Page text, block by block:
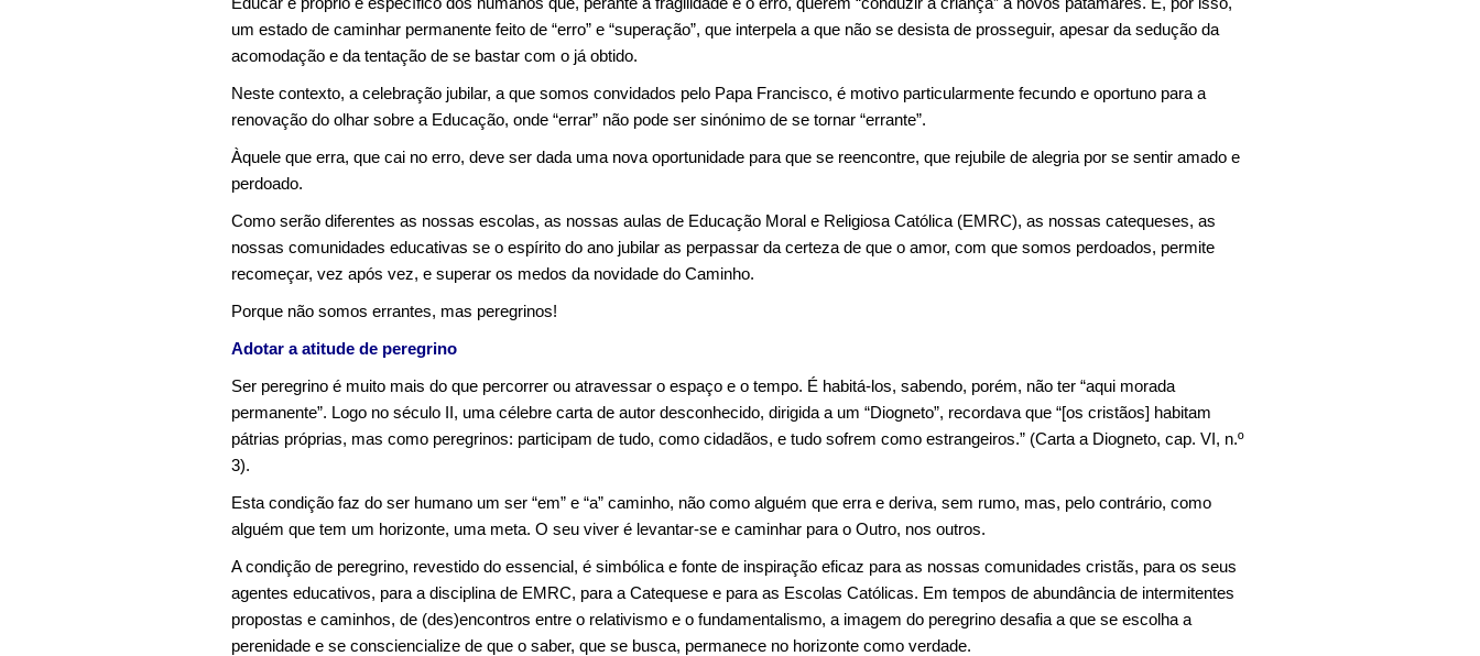
um estado de caminhar permanente feito de “erro” e “superação”, que interpela a que não se desista de prosseguir, apesar da sedução da
acomodação e da tentação de se bastar com o já obtido.
Neste contexto, a celebração jubilar, a que somos convidados pelo Papa Francisco, é motivo particularmente fecundo e oportuno para a
renovação do olhar sobre a Educação, onde “errar” não pode ser sinónimo de se tornar “errante”.
Àquele que erra, que cai no erro, deve ser dada uma nova oportunidade para que se reencontre, que rejubile de alegria por se sentir amado e
perdoado.
Como serão diferentes as nossas escolas, as nossas aulas de Educação Moral e Religiosa Católica (EMRC), as nossas catequeses, as
nossas comunidades educativas se o espírito do ano jubilar as perpassar da certeza de que o amor, com que somos perdoados, permite
recomeçar, vez após vez, e superar os medos da novidade do Caminho.
Porque não somos errantes, mas peregrinos!
Adotar a atitude de peregrino
Ser peregrino é muito mais do que percorrer ou atravessar o espaço e o tempo. É habitá-los, sabendo, porém, não ter “aqui morada
permanente”. Logo no século II, uma célebre carta de autor desconhecido, dirigida a um “Diogneto”, recordava que “[os cristãos] habitam
pátrias próprias, mas como peregrinos: participam de tudo, como cidadãos, e tudo sofrem como estrangeiros.” (Carta a Diogneto, cap. VI, n.º
3).
Esta condição faz do ser humano um ser “em” e “a” caminho, não como alguém que erra e deriva, sem rumo, mas, pelo contrário, como
alguém que tem um horizonte, uma meta. O seu viver é levantar-se e caminhar para o Outro, nos outros.
A condição de peregrino, revestido do essencial, é simbólica e fonte de inspiração eficaz para as nossas comunidades cristãs, para os seus
agentes educativos, para a disciplina de EMRC, para a Catequese e para as Escolas Católicas. Em tempos de abundância de intermitentes
propostas e caminhos, de (des)encontros entre o relativismo e o fundamentalismo, a imagem do peregrino desafia a que se escolha a
perenidade e se consciencialize de que o saber, que se busca, permanece no horizonte como verdade.